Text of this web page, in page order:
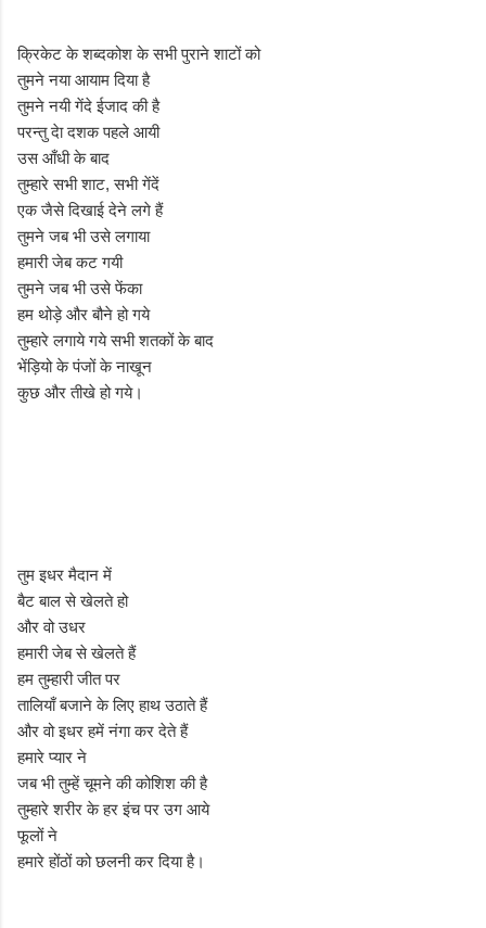
क्रिकेट के शब्दकोश के सभी पुराने शाटों को
तुमने नया आयाम दिया है
तुमने नयी गेंदे ईजाद की है
परन्तु देा दशक पहले आयी
उस आँधी के बाद
तुम्हारे सभी शाट, सभी गेंदें
एक जैसे दिखाई देने लगे हैं
तुमने जब भी उसे लगाया
हमारी जेब कट गयी
तुमने जब भी उसे फेंका
हम थोड़े और बौने हो गये
तुम्हारे लगाये गये सभी शतकों के बाद
भेंड़ियो के पंजों के नाखून
कुछ और तीखे हो गये।
तुम इधर मैदान में
बैट बाल से खेलते हो
और वो उधर
हमारी जेब से खेलते हैं
हम तुम्हारी जीत पर
तालियाँ बजाने के लिए हाथ उठाते हैं
और वो इधर हमें नंगा कर देते हैं
हमारे प्यार ने
जब भी तुम्हें चूमने की कोशिश की है
तुम्हारे शरीर के हर इंच पर उग आये
फूलों ने
हमारे होंठों को छलनी कर दिया है।